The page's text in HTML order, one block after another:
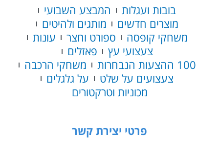
בובות ועגלות
המבצע השבועי
מוצרים חדשים
מותגים ולהיטים
משחקי קופסה
ספורט וחצר
עונות
צעצועי עץ
פאזלים
100 ההצעות הנבחרות
משחקי הרכבה
צעצועים על שלט
על גלגלים
מכוניות וטרקטורים
פרטי יצירת קשר